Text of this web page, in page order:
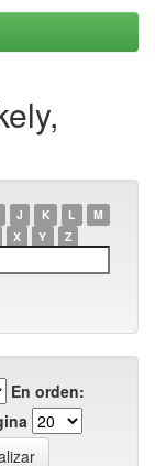
J K L
M
X Y Z
En orden: